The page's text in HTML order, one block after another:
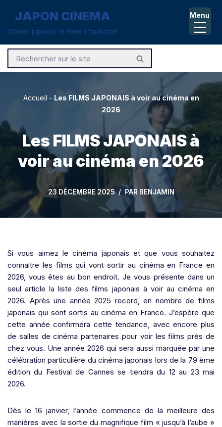
Aller
contenu
JAPON CINEMA
Cinéma japonais et Films d'animation
Accueil - Les FILMS JAPONAIS à voir au cinéma en
2026
Les FILMS JAPONAIS à
voir au cinéma en 2026
23 DÉCEMBRE 2025 PARBENJAMIN
Si vous aimez le cinéma japonais et que vous souhaitez
connaitre les films qui vont sortir au cinéma en France en
2026, vous êtes au bon endroit. Je vous présente dans un
seul article la liste des films japonais à voir au cinéma en
2026. Après une année 2025 record, en nombre de films
japonais qui sont sortis au cinéma en France. J’espère que
cette année confirmera cette tendance, avec encore plus
de salles de cinéma partenaires pour voir les films près de
chez vous. Une année 2026 qui sera aussi marquée par une
célébration particulière du cinéma japonais lors de la 79 ème
édition du Festival de Cannes se tiendra du 12 au 23 mai
2026.
Dès le 16 janvier, l’année commence de la meilleure des
manières avec la sortie du magnifique film « jusqu’à l’aube »
Menu